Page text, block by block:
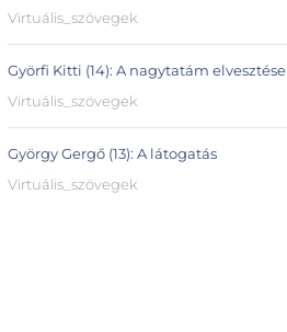
Virtuális_szövegek
Györfi Kitti (14): A nagytatám elvesztése
Virtuális_szövegek
György Gergő (13): A látogatás
Virtuális_szövegek